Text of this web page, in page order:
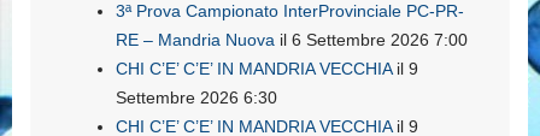
3ª Prova Campionato InterProvinciale PC-PR-
RE – Mandria Nuova il 6 Settembre 2026 7:00
CHI C’E’ C’E’ IN MANDRIA VECCHIAil 9
Settembre 2026 6:30
CHI C’E’ C’E’ IN MANDRIA VECCHIAil 9